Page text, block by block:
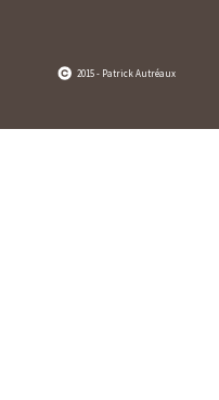
2015 - Patrick Autréaux